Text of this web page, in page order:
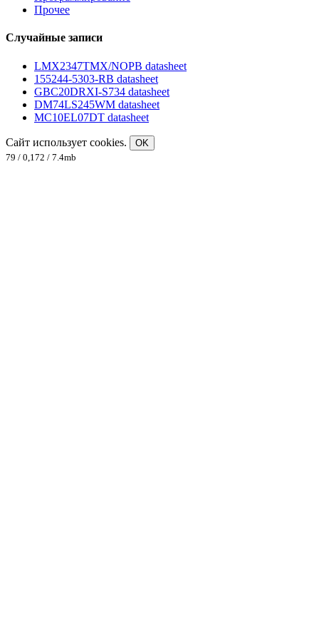
Прочее
Случайные записи
LMX2347TMX/NOPB datasheet
155244-5303-RB datasheet
GBC20DRXI-S734 datasheet
DM74LS245WM datasheet
MC10EL07DT datasheet
Сайт использует cookies.
OK
79 / 0,172 / 7.4mb